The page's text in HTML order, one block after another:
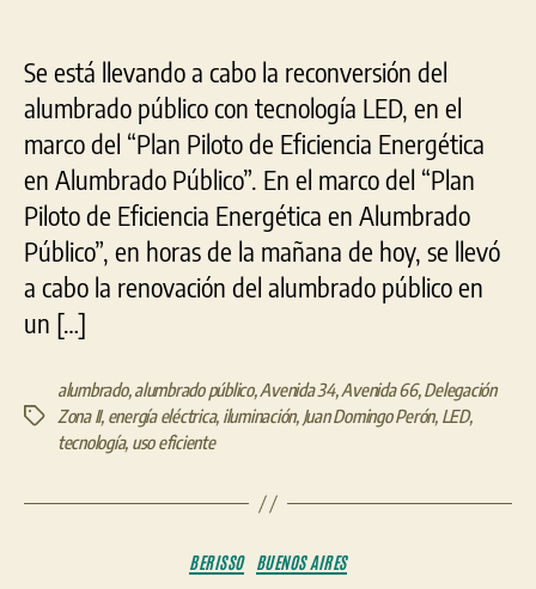
Se está llevando a cabo la reconversión del
alumbrado público con tecnología LED, en el
marco del “Plan Piloto de Eficiencia Energética
en Alumbrado Público”. En el marco del “Plan
Piloto de Eficiencia Energética en Alumbrado
Público”, en horas de la mañana de hoy, se llevó
a cabo la renovación del alumbrado público en
un […]
Etiquetas
alumbrado,alumbrado público,Avenida 34,Avenida 66,Delegación
Zona II, energía eléctrica, iluminación, Juan Domingo Perón, LED,
tecnología, uso eficiente
Categorías
BERISSO BUENOS AIRES